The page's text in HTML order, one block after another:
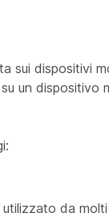
sui dispositivi
un dispositivo
da molti